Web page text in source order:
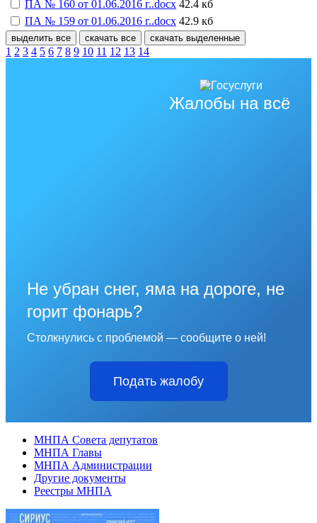
ПА № 160 от 01.06.2016 г..docx 42.4 кб
ПА № 159 от 01.06.2016 г..docx 42.9 кб
выделить все скачать все скачать выделенные
1 2 3 4 5 6 7 8 9 10 11 12 13 14
Жалобы на всё
Не убран снег, яма на дороге, не
горит фонарь?
Столкнулись с проблемой — сообщите о ней!
Подать жалобу
МНПА Совета депутатов
МНПА Главы
МНПА Администрации
Другие документы
Реестры МНПА